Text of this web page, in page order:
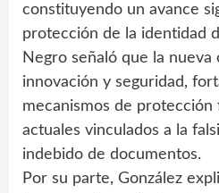
constituyendo un avance
protección de la identidad
Negro señaló que la nueva
innovación y seguridad,
mecanismos de protección
actuales vinculados a la
indebido de documentos.
Por su parte, González